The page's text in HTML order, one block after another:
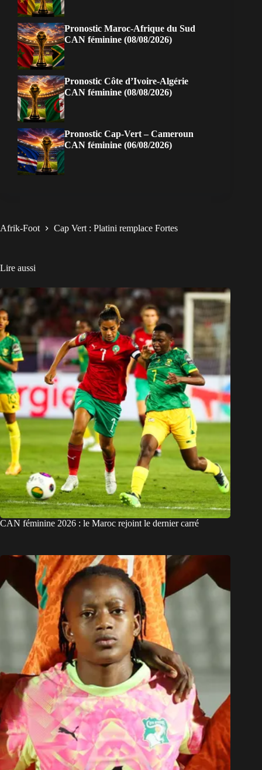
Pronostic Maroc-Afrique du Sud
CAN féminine (08/08/2026)
Pronostic Côte d’Ivoire-Algérie
CAN féminine (08/08/2026)
Pronostic Cap-Vert – Cameroun
CAN féminine (06/08/2026)
Afrik-Foot Cap Vert : Platini remplace Fortes
Lire aussi
CAN féminine 2026 : le Maroc rejoint le dernier carré